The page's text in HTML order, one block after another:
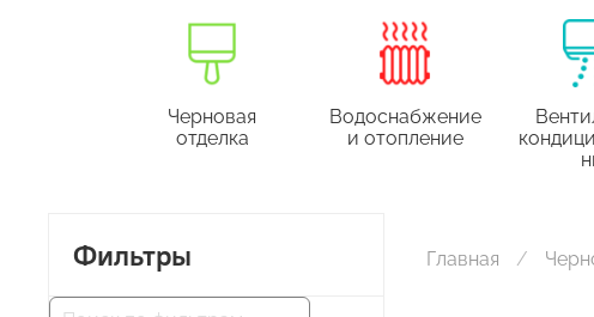
Черновая
отделка
Водоснабжение
и отопление
Главная
Фильтры